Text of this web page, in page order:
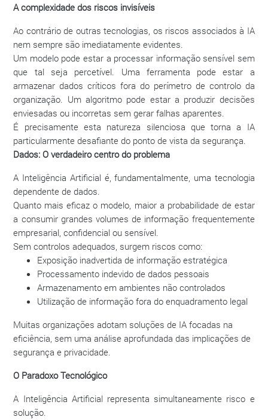
A complexidade dos riscos invisíveis
Ao contrário de outras tecnologias, os riscos associados à IA
nem sempre são imediatamente evidentes.
Um modelo pode estar a processar informação sensível sem
que tal seja percetível. Uma ferramenta pode estar a
armazenar dados críticos fora do perímetro de controlo da
organização. Um algoritmo pode estar a produzir decisões
enviesadas ou incorretas sem gerar falhas aparentes.
É precisamente esta natureza silenciosa que torna a IA
particularmente desafiante do ponto de vista da segurança.
Dados: O verdadeiro centro do problema
A Inteligência Artificial é, fundamentalmente, uma tecnologia
dependente de dados.
Quanto mais eficaz o modelo, maior a probabilidade de estar
a consumir grandes volumes de informação frequentemente
empresarial, confidencial ou sensível.
Sem controlos adequados, surgem riscos como:
Exposição inadvertida de informação estratégica
Processamento indevido de dados pessoais
Armazenamento em ambientes não controlados
Utilização de informação fora do enquadramento legal
Muitas organizações adotam soluções de IA focadas na
eficiência, sem uma análise aprofundada das implicações de
segurança e privacidade.
O Paradoxo Tecnológico
A Inteligência Artificial representa simultaneamente risco e
solução.